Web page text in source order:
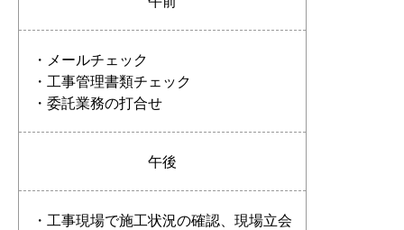
・メールチェック
・工事管理書類チェック
・委託業務の打合せ
午後
・工事現場で施工状況の確認、現場立会